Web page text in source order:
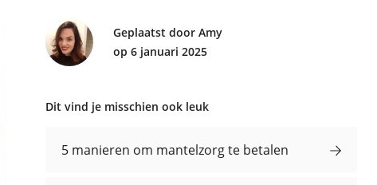
Geplaatst door Amy
op 6 januari 2025
Dit vind je misschien ook leuk
5 manieren om mantelzorg te betalen